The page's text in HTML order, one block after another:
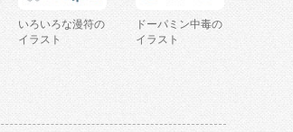
いろいろな漫符の
イラスト
ドーパミン中毒の
イラスト